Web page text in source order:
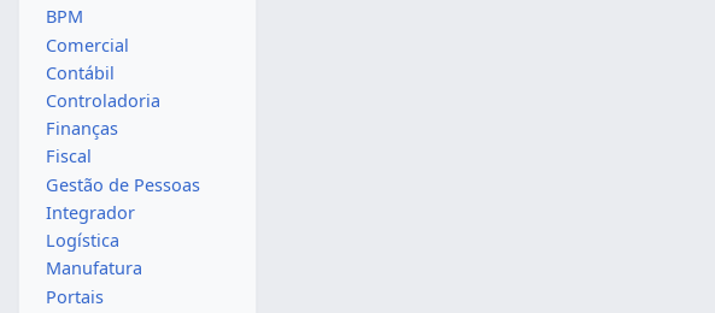
BPM
Comercial
Contábil
Controladoria
Finanças
Fiscal
Gestão de Pessoas
Integrador
Logística
Manufatura
Portais